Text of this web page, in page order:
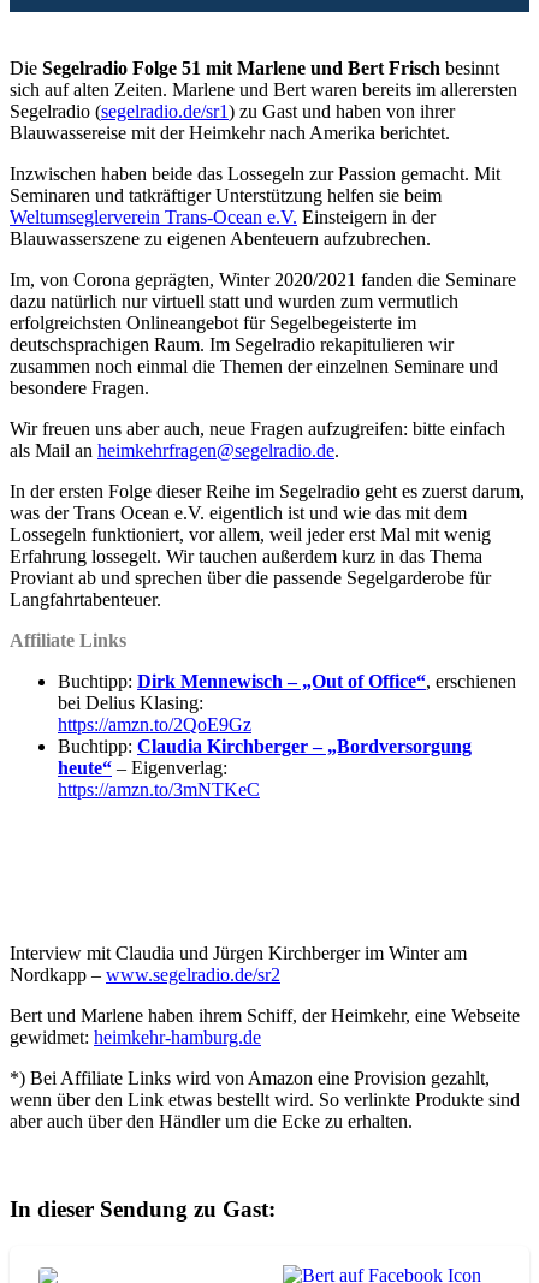
Die Segelradio Folge 51 mit Marlene und Bert Frisch besinnt
sich auf alten Zeiten. Marlene und Bert waren bereits im allerersten
Segelradio (segelradio.de/sr1) zu Gast und haben von ihrer
Blauwassereise mit der Heimkehr nach Amerika berichtet.
Inzwischen haben beide das Lossegeln zur Passion gemacht. Mit
Seminaren und tatkräftiger Unterstützung helfen sie beim
Weltumseglerverein Trans-Ocean e.V. Einsteigern in der
Blauwasserszene zu eigenen Abenteuern aufzubrechen.
Im, von Corona geprägten, Winter 2020/2021 fanden die Seminare
dazu natürlich nur virtuell statt und wurden zum vermutlich
erfolgreichsten Onlineangebot für Segelbegeisterte im
deutschsprachigen Raum. Im Segelradio rekapitulieren wir
zusammen noch einmal die Themen der einzelnen Seminare und
besondere Fragen.
Wir freuen uns aber auch, neue Fragen aufzugreifen: bitte einfach
als Mail an heimkehrfragen@segelradio.de.
In der ersten Folge dieser Reihe im Segelradio geht es zuerst darum,
was der Trans Ocean e.V. eigentlich ist und wie das mit dem
Lossegeln funktioniert, vor allem, weil jeder erst Mal mit wenig
Erfahrung lossegelt. Wir tauchen außerdem kurz in das Thema
Proviant ab und sprechen über die passende Segelgarderobe für
Langfahrtabenteuer.
Affiliate Links
Buchtipp: Dirk Mennewisch – „Out of Office“, erschienen
bei Delius Klasing:
https://amzn.to/2QoE9Gz
Buchtipp: Claudia Kirchberger – „Bordversorgung
heute“ – Eigenverlag:
https://amzn.to/3mNTKeC
Interview mit Claudia und Jürgen Kirchberger im Winter am
Nordkapp – www.segelradio.de/sr2
Bert und Marlene haben ihrem Schiff, der Heimkehr, eine Webseite
gewidmet: heimkehr-hamburg.de
*) Bei Affiliate Links wird von Amazon eine Provision gezahlt,
wenn über den Link etwas bestellt wird. So verlinkte Produkte sind
aber auch über den Händler um die Ecke zu erhalten.
In dieser Sendung zu Gast: